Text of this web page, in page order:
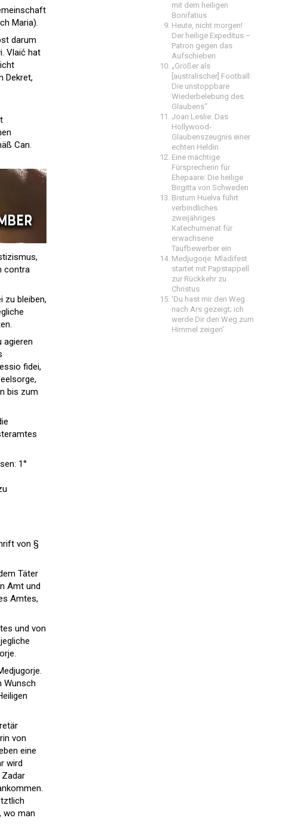
Maria).
darum
Vlaić hat
Dekret,
Can.
contra
zu bleiben,
fidei,
bis zum
1°
von §
Täter
Amt und
Amtes,
und von
Wunsch
von
eine
wird
Zadar
wo man
mit dem heiligen
Bonifatius
Heute, nicht morgen!
Der heilige Expeditus –
Patron gegen das
Aufschieben
„Größer als
[australischer] Football:
Die unstoppbare
Wiederbelebung des
Glaubens“
Joan Leslie: Das
Hollywood-
Glaubenszeugnis einer
echten Heldin
Eine mächtige
Fürsprecherin für
Ehepaare: Die heilige
Birgitta von Schweden
Bistum Huelva führt
verbindliches
zweijähriges
Katechumenat für
erwachsene
Taufbewerber ein
Medjugorje: Mladifest
startet mit Papstappell
zur Rückkehr zu
Christus
'Du hast mir den Weg
nach Ars gezeigt; ich
werde Dir den Weg zum
Himmel zeigen'